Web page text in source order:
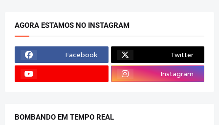
AGORA ESTAMOS NO INSTAGRAM
Facebook Twitter
Instagram
BOMBANDO EM TEMPO REAL